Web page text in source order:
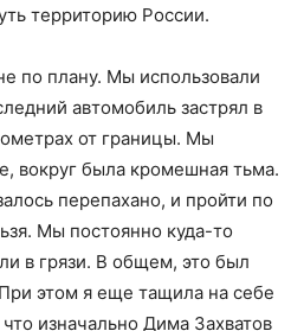
территорию России.
по плану. Мы использовали
автомобиль застрял в
от границы. Мы
вокруг была кромешная тьма.
перепахано, и пройти по
Мы постоянно куда-то
в грязи. В общем, это был
этом я еще тащила на себе
изначально Дима Захватов